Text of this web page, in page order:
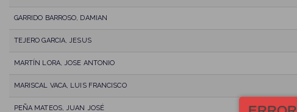
GARRIDO BARROSO, DAMIAN
TEJERO GARCIA, JESUS
MARTÍN LORA, JOSE ANTONIO
MARISCAL VACA, LUIS FRANCISCO
PEÑA MATEOS, JUAN JOSÉ